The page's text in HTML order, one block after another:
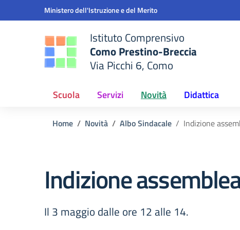
Vai ai contenuti
Vai al menu di navigazioneMinistero dell'Istruzione e del Merito
scuola
Istituto Comprensivo
Como Prestino-Breccia
Via Picchi 6, Como
Scuola Servizi Novità Didattica
Home Novità Albo Sindacale Indizione
Indizione
Il 3 maggio dalle ore 12 alle 14.